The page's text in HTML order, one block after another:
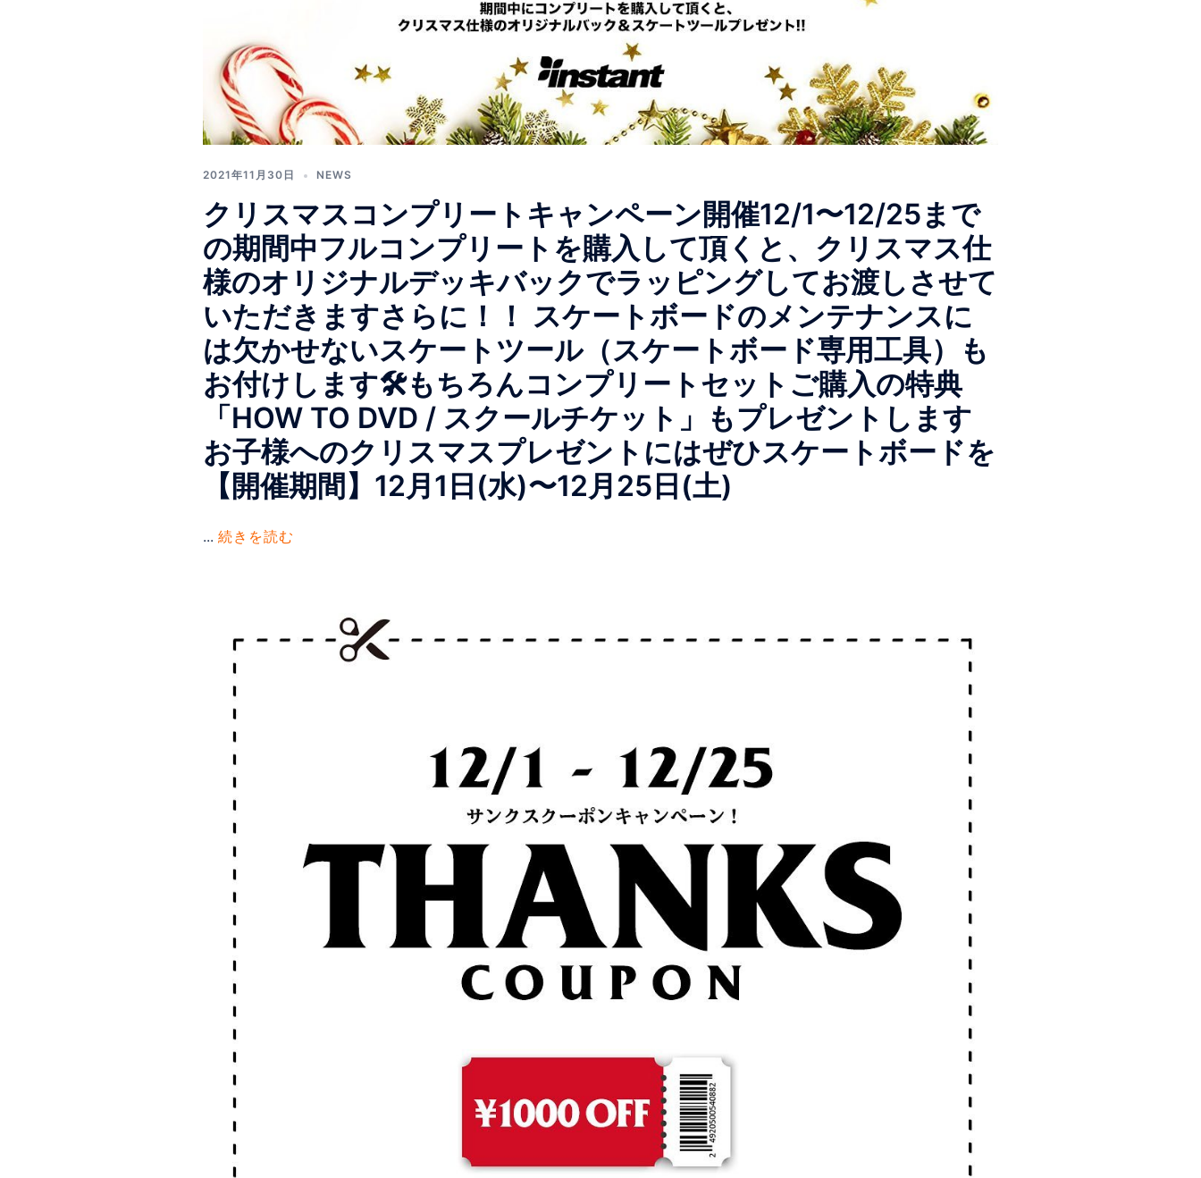
2021年11月30日 NEWS
クリスマスコンプリートキャンペーン開催12/1〜12/25まで
の期間中フルコンプリートを購入して頂くと、クリスマス仕
様のオリジナルデッキバックでラッピングしてお渡しさせて
いただきますさらに！！ スケートボードのメンテナンスに
は欠かせないスケートツール（スケートボード専用工具）も
お付けします🛠もちろんコンプリートセットご購入の特典
「HOW TO DVD / スクールチケット」もプレゼントします
お子様へのクリスマスプレゼントにはぜひスケートボードを
【開催期間】12月1日(水)〜12月25日(土)
... 続きを読む